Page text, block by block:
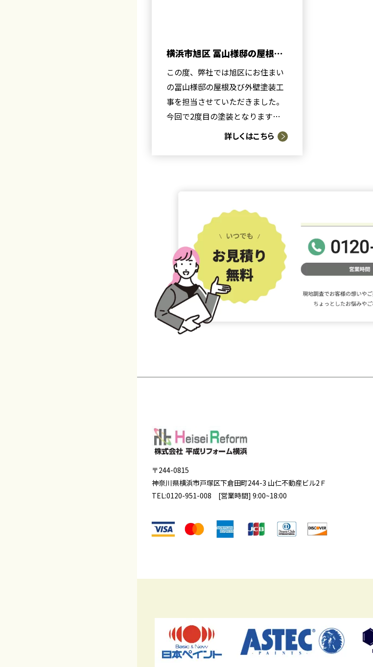
横浜市旭区 冨山様邸の屋根及
び外壁塗装工事が完了しまし
た！
この度、弊社では旭区にお住まい
の冨山様邸の屋根及び外壁塗装工
事を担当させていただきました。
今回で2度目の塗装となります
が、経年劣化している場所は補修
詳しくはこちら
〒244-0815
神奈川県横浜市戸塚区下倉田町244-3 山仁不動産ビル2Ｆ
TEL:0120-951-008 [営業時間] 9:00~18:00